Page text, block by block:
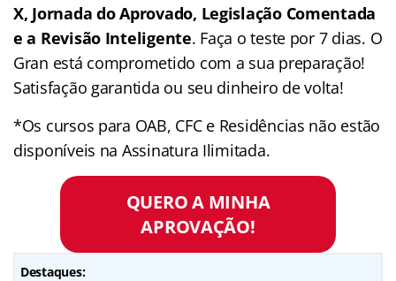
X, Jornada do Aprovado, Legislação Comentada
e a Revisão Inteligente. Faça o teste por 7 dias. O
Gran está comprometido com a sua preparação!
Satisfação garantida ou seu dinheiro de volta!
*Os cursos para OAB, CFC e Residências não estão
disponíveis na Assinatura Ilimitada.
QUERO A MINHA
APROVAÇÃO!
Destaques: